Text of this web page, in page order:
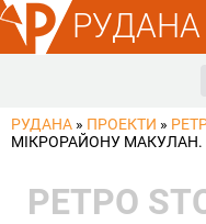
РУДАНА
РУДАНА » ПРОЕКТИ »
МIКРОРАЙОНУ МАКУЛАН.
РЕТРО